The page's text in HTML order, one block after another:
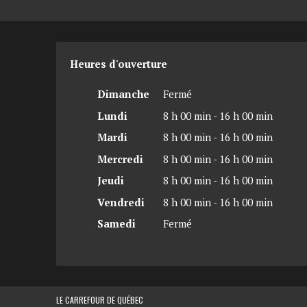
Heures d'ouverture
Dimanche
Fermé
Lundi
8 h 00 min - 16 h 00 min
Mardi
8 h 00 min - 16 h 00 min
Mercredi
8 h 00 min - 16 h 00 min
Jeudi
8 h 00 min - 16 h 00 min
Vendredi
8 h 00 min - 16 h 00 min
Samedi
Fermé
LE CARREFOUR DE QUÉBEC